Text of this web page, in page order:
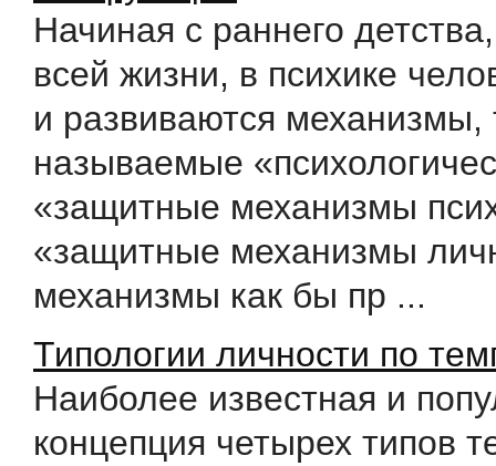
Начиная с раннего
всей жизни, в психике
и развиваются механизмы,
называемые
«защитные механизмы
«защитные механизмы
механизмы как бы пр ...
Типологии личности по
Наиболее известная и
концепция четырех типов